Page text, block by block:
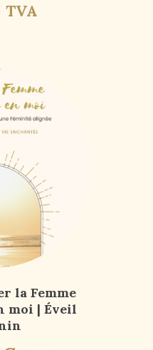
TVA
la Femme
moi | Éveil